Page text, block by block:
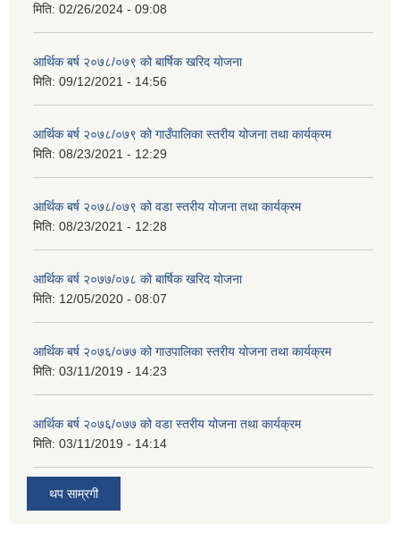
मिति: 02/26/2024 - 09:08
आर्थिक बर्ष २०७८/०७९ को बार्षिक खरिद योजना
मिति: 09/12/2021 - 14:56
आर्थिक बर्ष २०७८/०७९ को गाउँपालिका स्तरीय योजना तथा कार्यक्रम
मिति: 08/23/2021 - 12:29
आर्थिक बर्ष २०७८/०७९ को वडा स्तरीय योजना तथा कार्यक्रम
मिति: 08/23/2021 - 12:28
आर्थिक बर्ष २०७७/०७८ को बार्षिक खरिद योजना
मिति: 12/05/2020 - 08:07
आर्थिक बर्ष २०७६/०७७ को गाउपालिका स्तरीय योजना तथा कार्यक्रम
मिति: 03/11/2019 - 14:23
आर्थिक बर्ष २०७६/०७७ को वडा स्तरीय योजना तथा कार्यक्रम
मिति: 03/11/2019 - 14:14
थप साम्रगी